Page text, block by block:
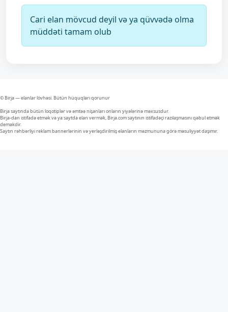
Cari elan mövcud deyil və ya qüvvədə olma
müddəti tamam olub
© Birja — elanlar lövhəsi. Bütün hüquqları qorunur
Birja saytında bütün loqotiplər və əmtəə nişanları onların yiyələrinə məxsusdur.
Birja-dan istifadə etmək və ya saytda elan vermək, Birja.com saytının istifadəçi razılaşmasını qəbul etmək
deməkdir.
Saytın rəhbərliyi reklam bannerlərinin və yerləşdirilmiş elanların məzmununa görə məsuliyyət daşımır.